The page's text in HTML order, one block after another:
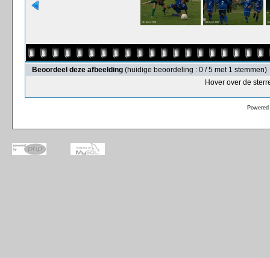
Beoordeel deze afbeelding (huidige beoordeling : 0 / 5 met 1 stemmen)
Hover over de